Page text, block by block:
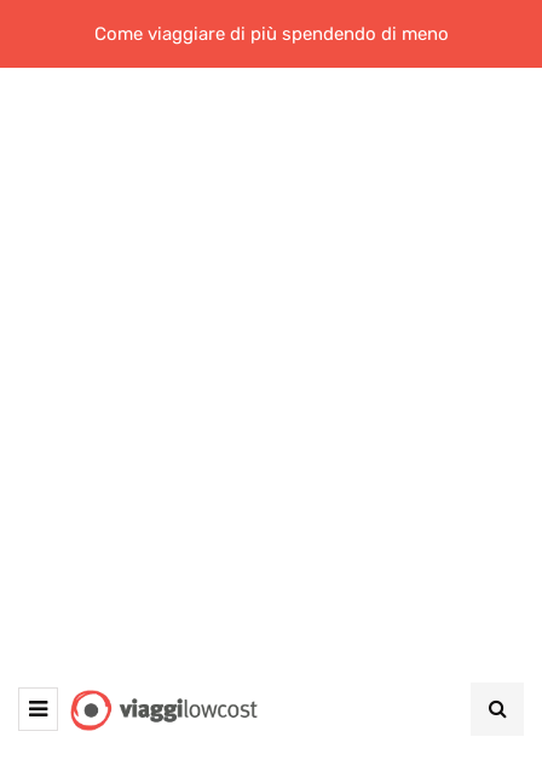
Come viaggiare di più spendendo di meno